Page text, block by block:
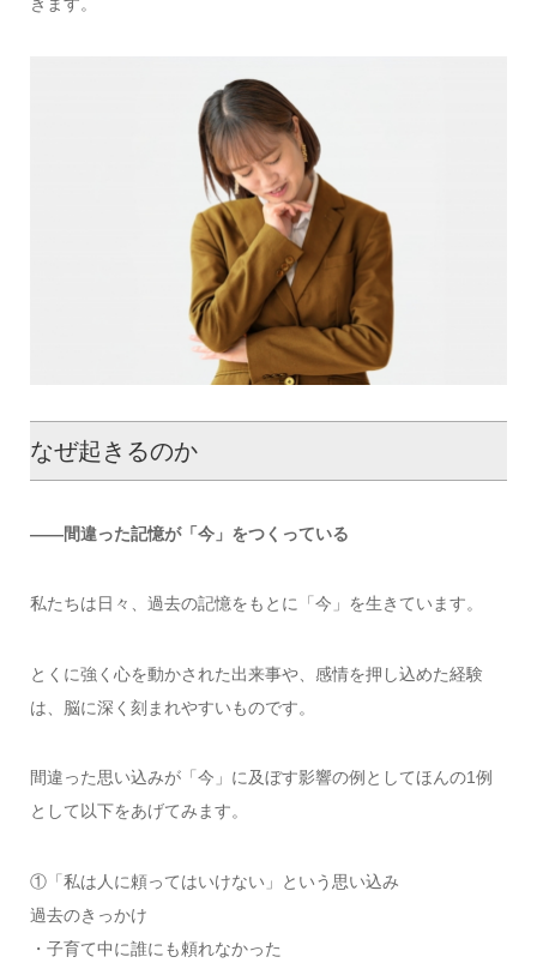
きます。
なぜ起きるのか
――間違った記憶が「今」をつくっている
私たちは日々、過去の記憶をもとに「今」を生きています。
とくに強く心を動かされた出来事や、感情を押し込めた経験
は、脳に深く刻まれやすいものです。
間違った思い込みが「今」に及ぼす影響の例としてほんの1例
として以下をあげてみます。
①「私は人に頼ってはいけない」という思い込み
過去のきっかけ
・子育て中に誰にも頼れなかった